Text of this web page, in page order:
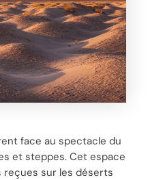
face au spectacle du
et steppes. Cet espace
reçues sur les déserts